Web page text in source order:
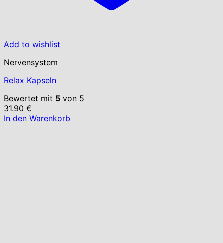
Add to wishlist
Nervensystem
Relax Kapseln
Bewertet mit 5 von 5
31.90 €
In den Warenkorb